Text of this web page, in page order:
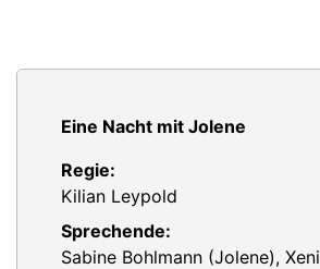
Eine Nacht mit Jolene
Regie:
Kilian Leypold
Sprechende:
Sabine Bohlmann (Jolene),